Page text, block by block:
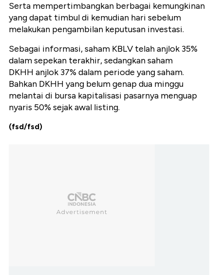
Serta mempertimbangkan berbagai kemungkinan
yang dapat timbul di kemudian hari sebelum
melakukan pengambilan keputusan investasi.
Sebagai informasi, saham KBLV telah anjlok 35%
dalam sepekan terakhir, sedangkan saham
DKHH anjlok 37% dalam periode yang saham.
Bahkan DKHH yang belum genap dua minggu
melantai di bursa kapitalisasi pasarnya menguap
nyaris 50% sejak awal listing.
(fsd/fsd)